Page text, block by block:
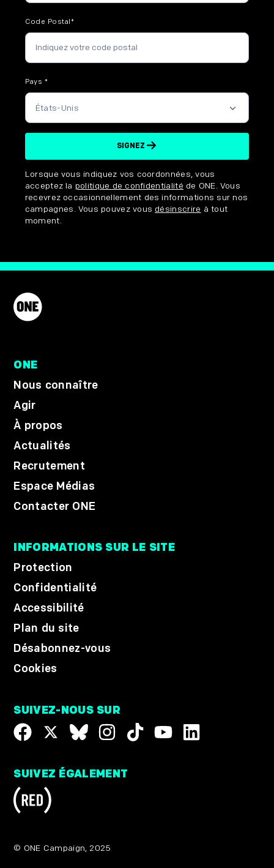
Code Postal*
Pays *
SIGNEZ
Disclaimer options
Lorsque vous indiquez vos coordonnées, vous
acceptez la politique de confidentialité de ONE. Vous
recevrez occasionnellement des informations sur nos
campagnes. Vous pouvez vousdésinscrire à tout
moment.
ONE
Nous connaître
Agir
À propos
Actualités
Recrutement
Espace Médias
Contacter ONE
INFORMATIONS SUR LE SITE
Protection
Confidentialité
Accessibilité
Plan du site
Désabonnez-vous
Cookies
SUIVEZ-NOUS SUR
SUIVEZ ÉGALEMENT
© ONE Campaign, 2025